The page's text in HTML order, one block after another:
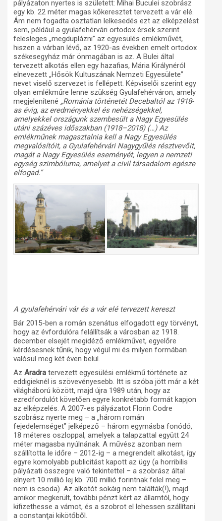
pályázaton nyertes is született: Mihai Buculei szobrász
egy kb. 22 méter magas kőkeresztet tervezett a vár elé.
Ám nem fogadta osztatlan lelkesedés ezt az elképzelést
sem, például a gyulafehérvári ortodox érsek szerint
felesleges „megduplázni” az egyesülés emlékművét,
hiszen a várban lévő, az 1920-as években emelt ortodox
székesegyház már önmagában is az. A Bulei által
tervezett alkotás ellen egy hazafias, Mária Királynéról
elnevezett „Hősök Kultuszának Nemzeti Egyesülete”
nevet viselő szervezet is fellépett. Képviselői szerint egy
olyan emlékműre lenne szükség Gyulafehérváron, amely
megjelenítené „Románia történetét Decebaltól az 1918-
as évig, az eredményekkel és nehézségekkel,
amelyekkel országunk szembesült a Nagy Egyesülés
utáni százéves időszakban (1918–2018) (…) Az
emlékműnek magasztalnia kell a Nagy Egyesülés
megvalósítóit, a Gyulafehérvári Nagygyűlés résztvevőit,
magát a Nagy Egyesülés eseményét, legyen a nemzeti
egység szimbóluma, amelyet a civil társadalom egésze
elfogad.”
A gyulafehérvári vár és a vár elé tervezett kereszt
Bár 2015-ben a román szenátus elfogadott egy törvényt,
hogy az évfordulóra felállítsák a városban az 1918.
december elsejét megidéző emlékművet, egyelőre
kérdésesnek tűnik, hogy végül mi és milyen formában
valósul meg két éven belül.
Az Aradra tervezett egyesülési emlékmű története az
eddigieknél is szövevényesebb. Itt is szóba jött már a két
világháború között, majd újra 1989 után, hogy az
ezredfordulót követően egyre konkrétabb formát kapjon
az elképzelés. A 2007-es pályázatot Florin Codre
szobrász nyerte meg – a „három román
fejedelemséget” jelképező – három egymásba fonódó,
18 méteres oszloppal, amelyek a talapzattal együtt 24
méter magasba nyúlnának. A művész azonban nem
szállította le időre – 2012-ig – a megrendelt alkotást, így
egyre komolyabb publicitást kapott az ügy (a horribilis
pályázati összegre való tekintettel – a szobrász által
elnyert 10 millió lej kb. 700 millió forintnak felel meg –
nem is csoda). Az alkotót sokáig nem találták(!), majd
amikor megkerült, további pénzt kért az államtól, hogy
kifizethesse a vámot, és a szobrot el lehessen szállítani
a constanţai kikötőből.